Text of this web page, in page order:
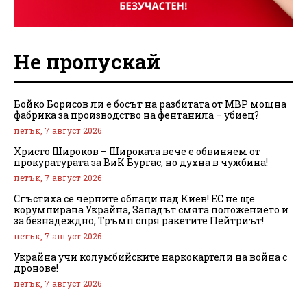
Не пропускай
Бойко Борисов ли е босът на разбитата от МВР мощна
фабрика за производство на фентанила – убиец?
петък, 7 август 2026
Христо Широков – Широката вече е обвиняем от
прокуратурата за ВиК Бургас, но духна в чужбина!
петък, 7 август 2026
Сгъстиха се черните облаци над Киев! ЕС не ще
корумпирана Украйна, Западът смята положението и
за безнадеждно, Тръмп спря ракетите Пейтриът!
петък, 7 август 2026
Украйна учи колумбийските наркокартели на война с
дронове!
петък, 7 август 2026